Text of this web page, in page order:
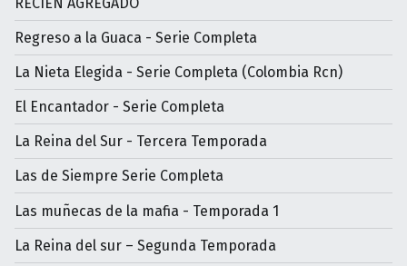
Regreso a la Guaca - Serie Completa
La Nieta Elegida - Serie Completa (Colombia Rcn)
El Encantador - Serie Completa
La Reina del Sur - Tercera Temporada
Las de Siempre Serie Completa
Las muñecas de la mafia - Temporada 1
La Reina del sur – Segunda Temporada